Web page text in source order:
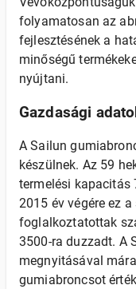
folyamatosan az
fejlesztésének a
minőségű
nyújtani.
Gazdasági
A Sailun
készülnek. Az 59
termelési kapacitás
2015 év végére ez
foglalkoztatottak
3500-ra duzzadt. A
megnyitásával
gumiabroncsot